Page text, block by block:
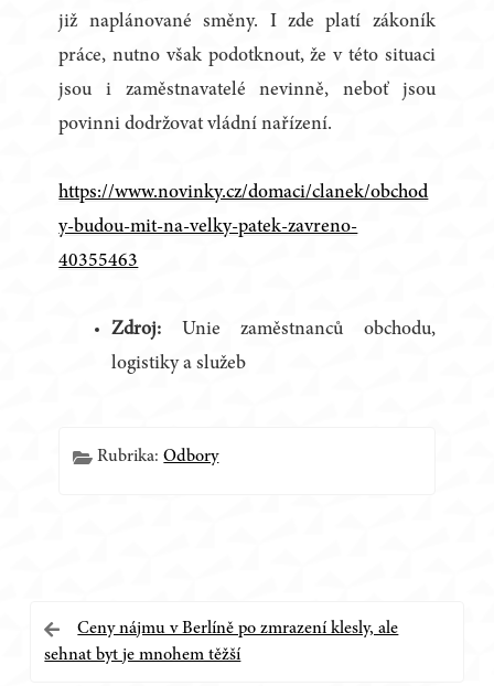
již naplánované směny. I zde platí zákoník
práce, nutno však podotknout, že v této situaci
jsou i zaměstnavatelé nevinně, neboť jsou
povinni dodržovat vládní nařízení.
https://www.novinky.cz/domaci/clanek/obchod
y-budou-mit-na-velky-patek-zavreno-
40355463
Zdroj: Unie zaměstnanců obchodu,
logistiky a služeb
Rubrika:Odbory
Navigace
Ceny nájmu v Berlíně po zmrazení klesly, ale
sehnat byt je mnohem těžší